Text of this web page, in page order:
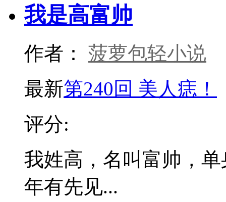
我是高富帅
作者：
菠萝包轻小说
最新第240回 美人痣！
评分:
我姓高，名叫富帅，
年有先见...